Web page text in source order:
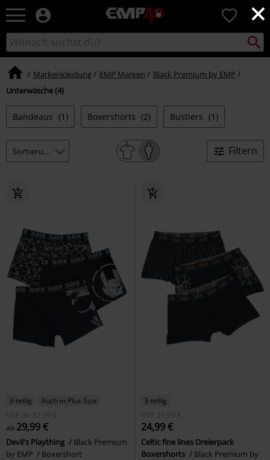
×
EMP
Merchandise
-
Shop
für
Entertainment
0
Katalog
durchsuchen
suchen
Markenkleidung EMP Marken
Black Premium by EMP
Unterwäsche (4)
Bandeaus (1) Boxershorts (2) Bustiers (1)
Filtern
3-teilig
Auch in Plus Size
UVP
ab
37,99 €
ab 29,99 €
Devil's Plaything
Black Premium
by EMP
Boxershort
3-teilig
UVP
29,99 €
24,99 €
Celtic fine lines Dreierpack
Boxershorts
Black Premium by